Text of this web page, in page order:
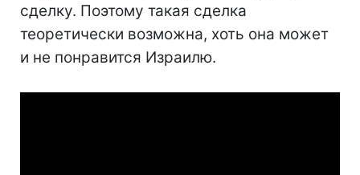
сделку. Поэтому такая сделка
теоретически возможна, хоть она может
и не понравится Израилю.